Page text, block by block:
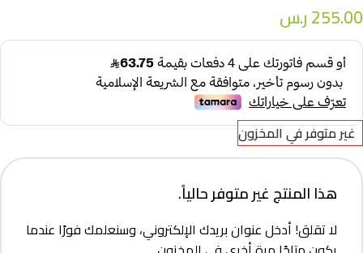
255.00ر.س
غير متوفر في المخزون
هذا المنتج غير متوفر حالياً.
لا تقلق! أدخل عنوان بريدك الإلكتروني، وسنعلمك فورًا عندما